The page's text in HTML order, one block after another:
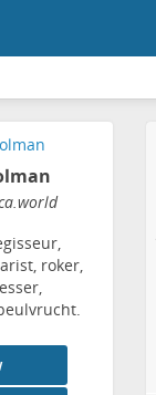
.world
roker,